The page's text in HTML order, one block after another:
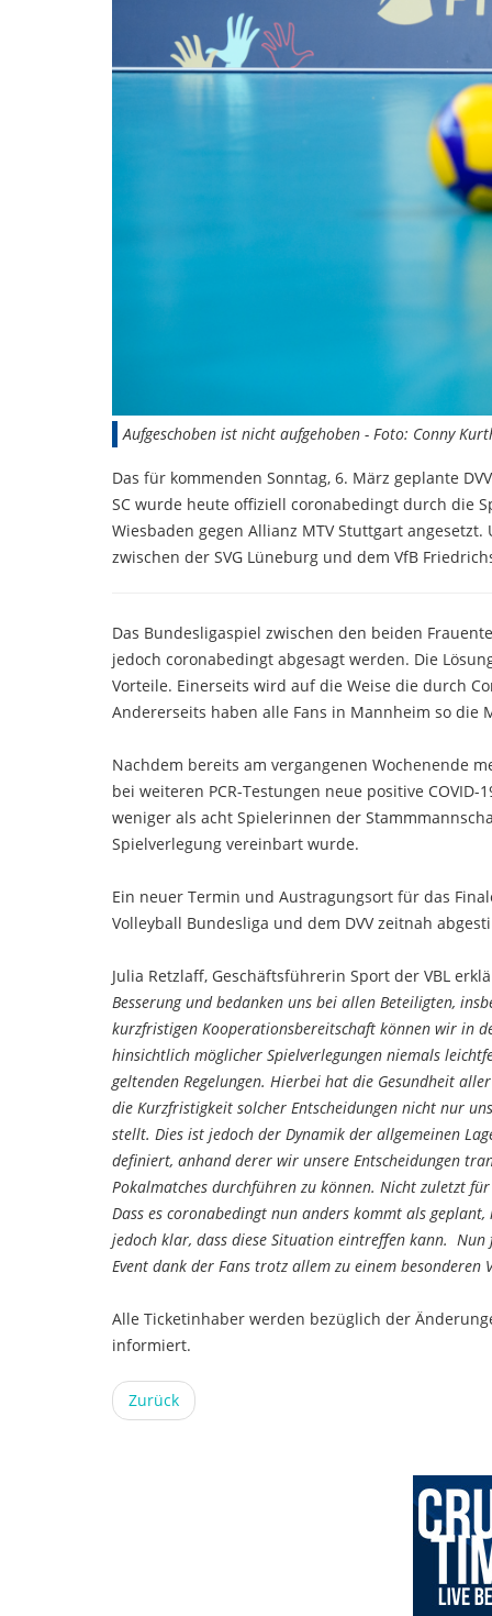
Aufgeschoben ist nicht aufgehoben - Foto: Conny
Das für kommenden Sonntag, 6. März geplante
SC wurde heute offiziell coronabedingt durch die
Wiesbaden gegen Allianz MTV Stuttgart
zwischen der SVG Lüneburg und dem VfB
Das Bundesligaspiel zwischen den beiden
jedoch coronabedingt abgesagt werden. Die
Vorteile. Einerseits wird auf die Weise die durch
Andererseits haben alle Fans in Mannheim so die
Nachdem bereits am vergangenen Wochenende
bei weiteren PCR-Testungen neue positive
weniger als acht Spielerinnen der
Spielverlegung vereinbart wurde.
Ein neuer Termin und Austragungsort für das
Volleyball Bundesliga und dem DVV zeitnah
Julia Retzlaff, Geschäftsführerin Sport der VBL
Besserung und bedanken uns bei allen Beteiligten,
kurzfristigen Kooperationsbereitschaft können wir in
hinsichtlich möglicher Spielverlegungen niemals
geltenden Regelungen. Hierbei hat die Gesundheit
die Kurzfristigkeit solcher Entscheidungen nicht nur
stellt. Dies ist jedoch der Dynamik der allgemeinen
definiert, anhand derer wir unsere Entscheidungen
Pokalmatches durchführen zu können. Nicht zuletzt
Dass es coronabedingt nun anders kommt als
jedoch klar, dass diese Situation eintreffen kann.
Event dank der Fans trotz allem zu einem besonderen
Alle Ticketinhaber werden bezüglich der
informiert.
Zurück